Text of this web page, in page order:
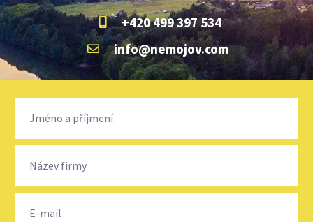
+420 499 397 534
info@nemojov.com